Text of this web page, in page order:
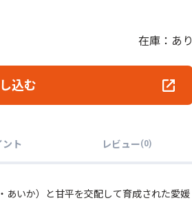
在庫：あり
込む
ント レビュー(0)
あいか）と甘平を交配して育成された愛媛